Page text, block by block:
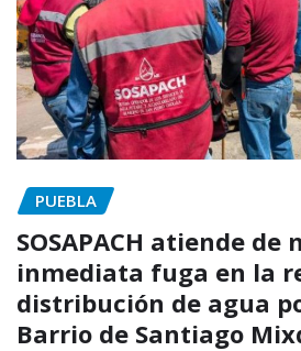
PUEBLA
SOSAPACH atiende de
inmediata fuga en la
distribución de agua
Barrio de Santiago